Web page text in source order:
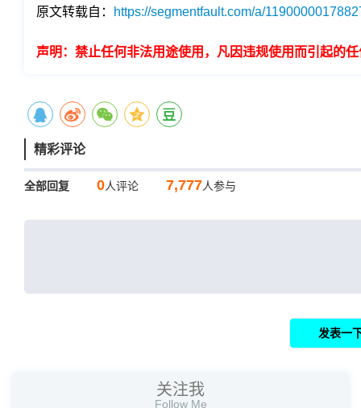
原文转载自： https://segmentfault.com/a/
声明：禁止任何非法用途使用，凡因违规使用而引起的
精彩评论
全部回复 0人评论 7,777人参与
关注我
Follow Me